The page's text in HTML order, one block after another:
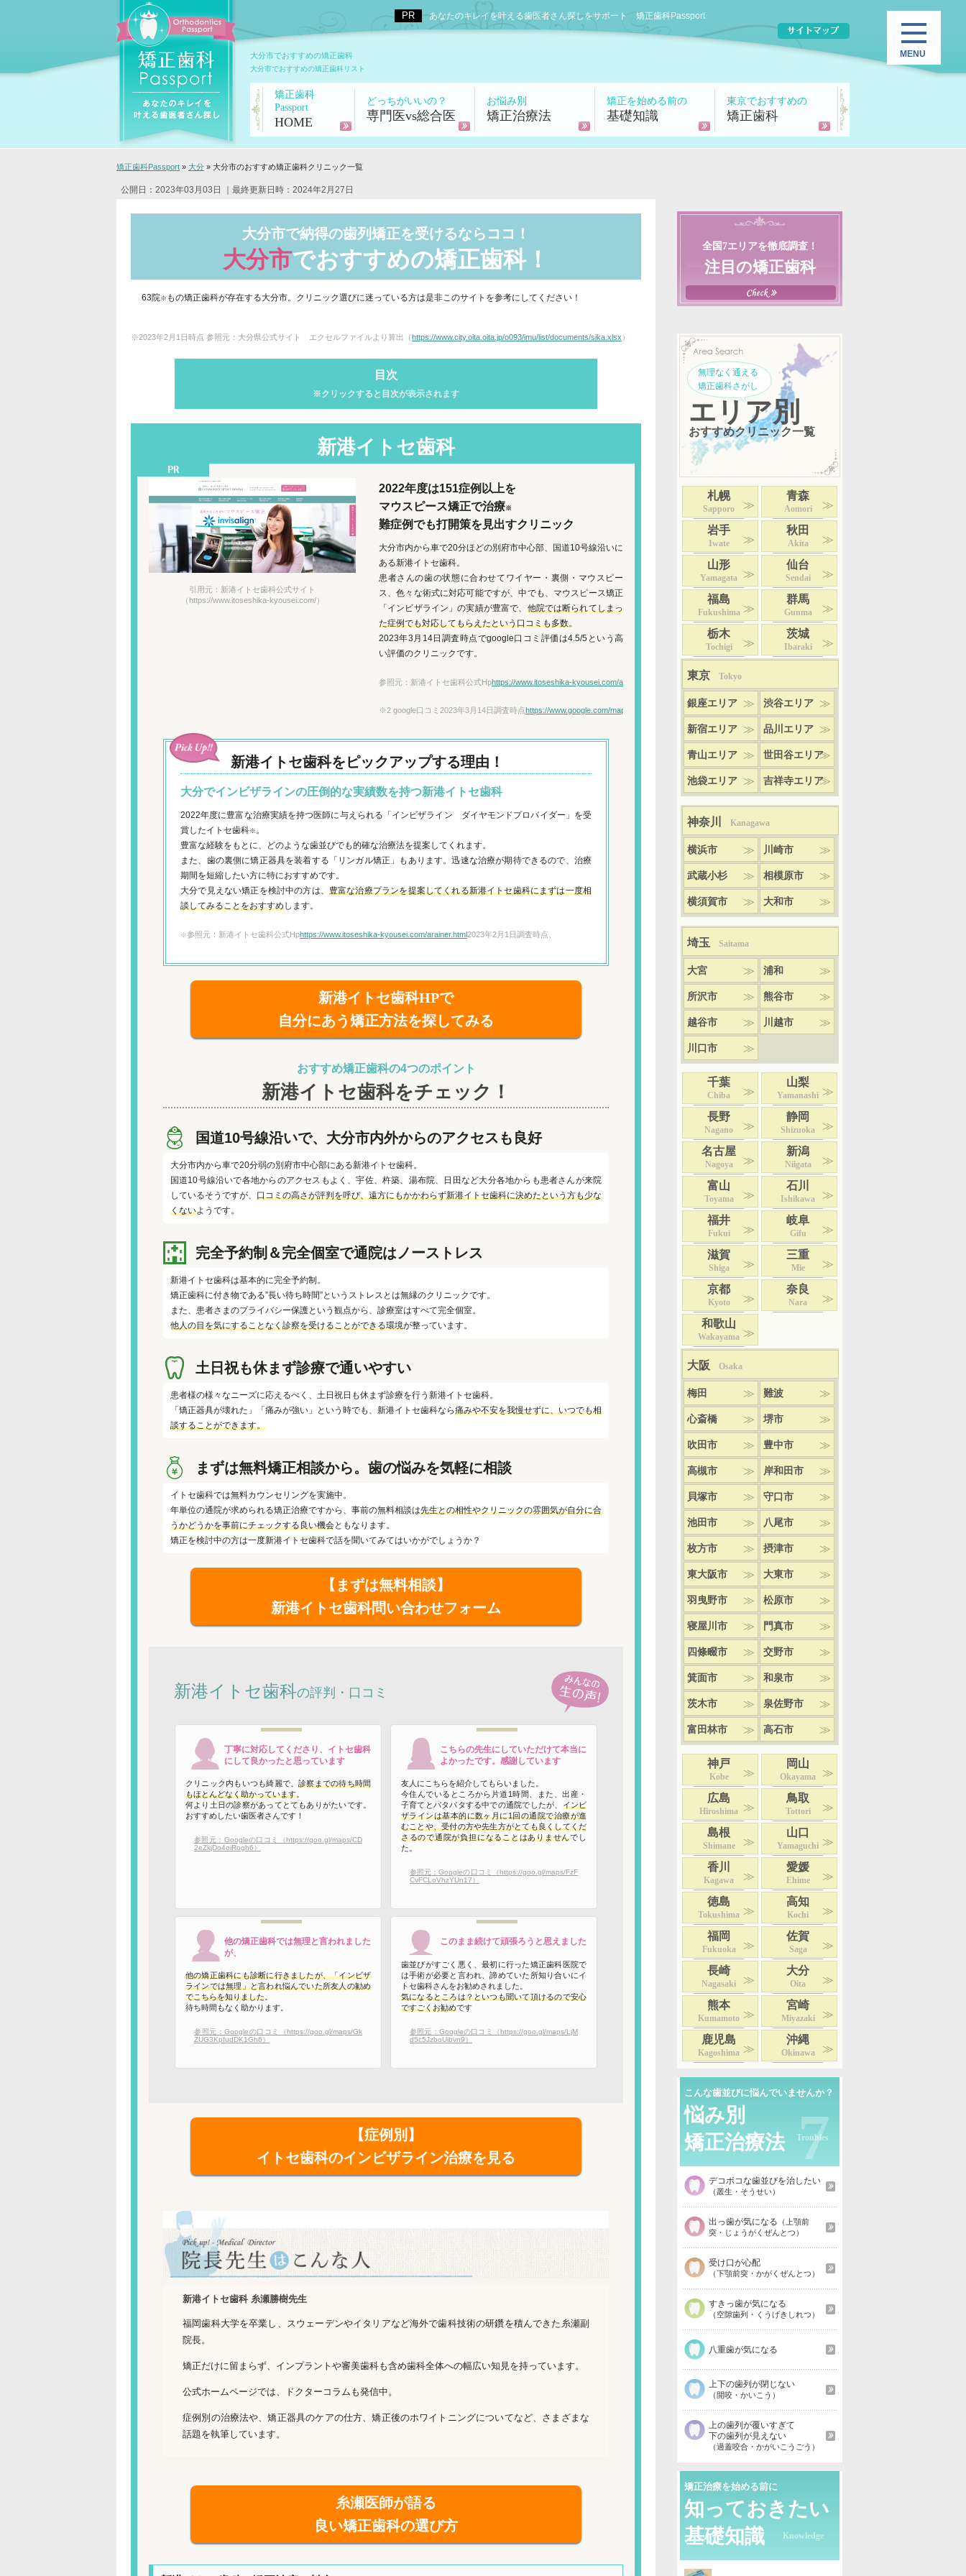
あなたのキレイを叶える歯医者さん探しをサポート 矯正歯科Passport
大分市でおすすめの矯正歯科
大分市でおすすめの矯正歯科リスト
矯正歯科
Passport
HOME
どっちがいいの？
専門医vs総合医
お悩み別
矯正治療法
矯正を始める前の
基礎知識
東京でおすすめの
矯正歯科
矯正歯科Passport » 大分 » 大分市のおすすめ矯正歯科クリニック一覧
公開日：2023年03月03日 ｜最終更新日時：2024年2月27日
大分市で納得の歯列矯正を受けるならココ！
大分市でおすすめの矯正歯科！
63院※ もの矯正歯科が存在する大分市。クリニック選びに迷っている方は是非このサイトを参考にしてください！
※2023年2月1日時点 参照元：大分県公式サイト エクセルファイルより算出（https://www.city.oita.oita.jp/o093/imu/list/documents/sika.xlsx ）
目次
※クリックすると目次が表示されます
新港イトセ歯科
引用元：新港イトセ歯科公式サイト
（https://www.itoseshika-kyousei.com/）
2022年度は151症例以上を
マウスピース矯正で治療※
難症例でも打開策を見出すクリニック
大分市内から車で20分ほどの別府市中心部、国道10号線沿いに
ある新港イトセ歯科。
患者さんの歯の状態に合わせてワイヤー・裏側・マウスピー
ス、色々な術式に対応可能ですが、中でも、マウスピース矯正
「インビザライン」の実績が豊富で、 他院では断られてしまっ
た症例でも対応してもらえたという口コミも多数。
2023年3月14日調査時点でgoogle口コミ評価は4.5/5という高
い評価のクリニックです。
参照元：新港イトセ歯科公式Hphttps://www.itoseshika-kyousei.com/arainer.html ※2022年度時点で年間症例150症例以上を担当する医師に与えられるインビザライン
※2 google口コミ2023年3月14日調査時点https://www.google.com/maps/place/
新港イトセ歯科をピックアップする理由！
大分でインビザラインの圧倒的な実績数を持つ新港イトセ歯科
2022年度に豊富な治療実績を持つ医師に与えられる「インビザライン ダイヤモンドプロバイダー」を受
賞したイトセ歯科※ 。
豊富な経験をもとに、どのような歯並びでも的確な治療法を提案してくれます。
また、歯の裏側に矯正器具を装着する「リンガル矯正」もあります。迅速な治療が期待できるので、治療
期間を短縮したい方に特におすすめです。
大分で見えない矯正を検討中の方は、 豊富な治療プランを提案してくれる新港イトセ歯科にまずは一度相
談してみることをおすすめします。
※参照元：新港イトセ歯科公式Hphttps://www.itoseshika-kyousei.com/arainer.html2023年2月1日調査時点、
新港イトセ歯科HPで
自分にあう矯正方法を探してみる
おすすめ矯正歯科の4つのポイント
新港イトセ歯科をチェック！
国道10号線沿いで、 大分市内外からのアクセスも良好
大分市内から車で20分弱の別府市中心部にある新港イトセ歯科。
国道10号線沿いで各地からのアクセスもよく、宇佐、杵築、湯布院、日田など大分各地からも患者さんが来院
しているそうですが、 口コミの高さが評判を呼び、遠方にもかかわらず新港イトセ歯科に決めたという方も少な
くないようです。
完全予約制＆完全個室で通院は ノーストレス
新港イトセ歯科は基本的に完全予約制。
矯正歯科に付き物である”長い待ち時間”というストレスとは無縁のクリニックです。
また、患者さまのプライバシー保護という観点から、診療室はすべて完全個室。
他人の目を気にすることなく診察を受けることができる環境が整っています。
土日祝も休まず診療で通いやすい
患者様の様々なニーズに応えるべく、土日祝日も休まず診療を行う新港イトセ歯科。
「矯正器具が壊れた」「痛みが強い」という時でも、新港イトセ歯科なら痛みや不安を我慢せずに、いつでも相
談することができます。
まずは無料矯正相談から。 歯の悩みを気軽に相談
イトセ歯科では無料カウンセリングを実施中。
年単位の通院が求められる矯正治療ですから、事前の無料相談は先生との相性やクリニックの雰囲気が自分に合
うかどうかを事前にチェックする良い機会ともなります。
矯正を検討中の方は一度新港イトセ歯科で話を聞いてみてはいかがでしょうか？
【まずは無料相談】
新港イトセ歯科問い合わせフォーム
新港イトセ歯科の評判・口コミ
丁寧に対応してくださり、 イトセ歯科
にして良かったと思っています
クリニック内もいつも綺麗で、診察までの待ち時間
もほとんどなく助かっています
何より土日の診察があってとてもありがたいです。
おすすめしたい歯医者さんです！
参照元：Googleの口コミ（https://goo.gl/maps/CD
2eZkjDo4oiRogh6）
こちらの先生にしていただけて本当に
よかったです。 感謝しています
友人にこちらを紹介してもらいました。
今住んでいるところから片道1時間、また、出産・
子育てとバタバタする中での通院でしたが、 インビ
ザラインは基本的に数ヶ月に1回の通院で治療が進
むことや、受付の方や先生方がとても良くしてくだ
さるので通院が負担になることはありませんでし
た。
参照元：Googleの口コミ（https://goo.gl/maps/FzF
CvFCLoVhzYUn17）
他の矯正歯科では無理と言われました
が、
他の矯正歯科にも診断に行きましたが、「インビザ
ラインでは無理」と言われ悩んでいた所友人の勧め
でこちらを知りました
待ち時間もなく助かります。
参照元：Googleの口コミ（https://goo.gl/maps/Gk
ZUG3KpfudDK1Gh6）
このまま続けて頑張ろうと思えました
歯並びがすごく悪く、最初に行った矯正歯科医院で
は手術が必要と言われ、諦めていた所知り合いにイ
トセ歯科さんをお勧めされました。
気になるところは？といつも聞いて頂けるので安心
ですごくお勧めです
参照元：Googleの口コミ（https://goo.gl/maps/LjM
d5c5JzboUibvn9）
【症例別】
イトセ歯科のインビザライン治療を見る
新港イトセ歯科 糸瀬勝樹先生
福岡歯科大学を卒業し、スウェーデンやイタリアなど海外で歯科技術の研鑽を積んできた糸瀬副
院長。
矯正だけに留まらず、インプラントや審美歯科も含め歯科全体への幅広い知見を持っています。
公式ホームページでは、ドクターコラムも発信中。
症例別の治療法や、矯正器具のケアの仕方、矯正後のホワイトニングについてなど、さまざまな
話題を執筆しています。
糸瀬医師が語る
良い矯正歯科の選び方
全国7エリアを徹底調査！
注目の矯正歯科
無理なく通える
矯正歯科さがし
エリア別
おすすめクリニック一覧
札幌
Sapporo
青森
Aomori
岩手
Iwate
秋田
Akita
山形
Yamagata
仙台
Sendai
福島
Fukushima
群馬
Gunma
栃木
Tochigi
茨城
Ibaraki
東京 Tokyo
銀座エリア 渋谷エリア
新宿エリア 品川エリア
青山エリア 世田谷エリア
池袋エリア 吉祥寺エリア
神奈川 Kanagawa
横浜市 川崎市
武蔵小杉 相模原市
横須賀市 大和市
埼玉 Saitama
大宮 浦和
所沢市 熊谷市
越谷市 川越市
川口市
千葉
Chiba
山梨
Yamanashi
長野
Nagano
静岡
Shizuoka
名古屋
Nagoya
新潟
Niigata
富山
Toyama
石川
Ishikawa
福井
Fukui
岐阜
Gifu
滋賀
Shiga
三重
Mie
京都
Kyoto
奈良
Nara
和歌山
Wakayama
大阪 Osaka
梅田 難波
心斎橋 堺市
吹田市 豊中市
高槻市 岸和田市
貝塚市 守口市
池田市 八尾市
枚方市 摂津市
東大阪市 大東市
羽曳野市 松原市
寝屋川市 門真市
四條畷市 交野市
箕面市 和泉市
茨木市 泉佐野市
富田林市 高石市
神戸
Kobe
岡山
Okayama
広島
Hiroshima
鳥取
Tottori
島根
Shimane
山口
Yamaguchi
香川
Kagawa
愛媛
Ehime
徳島
Tokushima
高知
Kochi
福岡
Fukuoka
佐賀
Saga
長崎
Nagasaki
大分
Oita
熊本
Kumamoto
宮崎
Miyazaki
鹿児島
Kagoshima
沖縄
Okinawa
こんな歯並びに悩んでいませんか？
悩み別
矯正治療法 7
デコボコな歯並びを治したい
（叢生・そうせい）
出っ歯が気になる （上顎前
突・じょうがくぜんとつ）
受け口が心配
（下顎前突・かがくぜんとつ）
すきっ歯が気になる
（空隙歯列・くうげきしれつ）
八重歯が気になる
上下の歯列が閉じない
（開咬・かいこう）
上の歯列が覆いすぎて
下の歯列が見えない
（過蓋咬合・かがいこうごう）
矯正治療を始める前に
知っておきたい
基礎知識